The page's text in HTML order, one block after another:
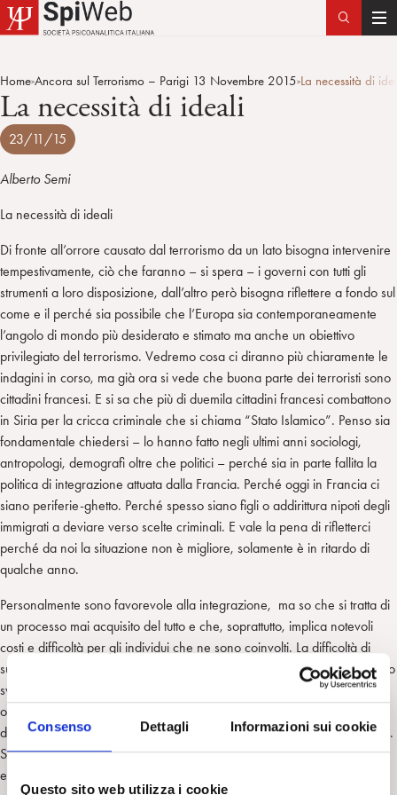
Consenso Dettagli Informazioni sui cookie
Questo sito web utilizza i cookie
T
g
Home>Ancora sul Terrorismo – Parigi 13 Novembre 2015>La necessità di
La necessità di ideali
23/11/15
Alberto Semi
La necessità di ideali
Di fronte all’orrore causato dal terrorismo da un lato bisogna intervenire
tempestivamente, ciò che faranno – si spera – i governi con tutti gli
strumenti a loro disposizione, dall’altro però bisogna riflettere a fondo sul
come e il perché sia possibile che l’Europa sia contemporaneamente
l’angolo di mondo più desiderato e stimato ma anche un obiettivo
privilegiato del terrorismo. Vedremo cosa ci diranno più chiaramente le
indagini in corso, ma già ora si vede che buona parte dei terroristi sono
cittadini francesi. E si sa che più di duemila cittadini francesi combattono
in Siria per la cricca criminale che si chiama “Stato Islamico”. Penso sia
fondamentale chiedersi – lo hanno fatto negli ultimi anni sociologi,
antropologi, demografi oltre che politici – perché sia in parte fallita la
politica di integrazione attuata dalla Francia. Perché oggi in Francia ci
siano periferie-ghetto. Perché spesso siano figli o addirittura nipoti degli
immigrati a deviare verso scelte criminali. E vale la pena di rifletterci
perché da noi la situazione non è migliore, solamente è in ritardo di
qualche anno.
Personalmente sono favorevole alla integrazione, ma so che si tratta di
un processo mai acquisito del tutto e che, soprattutto, implica notevoli
costi e difficoltà per gli individui che ne sono coinvolti. La difficoltà di
superare l’eredità culturale dei padri (non di negarla) e di riconoscere lo
svantaggio di partenza. Tanto più in un contesto sociale caratterizzato –
ormai lo riconoscono tutti – dall’aumento delle diseguaglianze e dunque
dalla prospettiva di fallire facilmente, sia come individui sia come gruppi.
Se i figli della nostra classe media hanno la realistica prospettiva di
essere più poveri dei loro genitori, i figli degli immigrati hanno la stessa